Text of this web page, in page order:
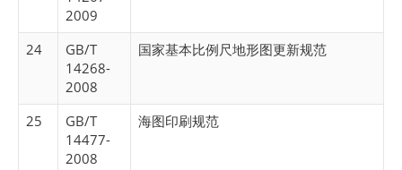
2009
24
GB/T
14268-
2008
国家基本比例尺地形图更新规范
25
GB/T
14477-
2008
海图印刷规范